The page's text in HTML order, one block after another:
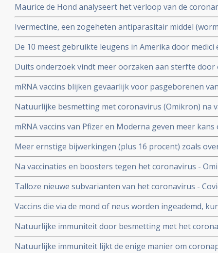
disfunctie, zelfs na een lichte inspanning.
Maurice de Hond analyseert het verloop van de
opeenvolgende artikelen.
Ivermectine, een zogeheten antiparasitair middel
coronavirus - Covid-19 zeer goed te kunnen bestrijden.
studies blijkt zeer grote effectiviteit.
De 10 meest gebruikte leugens in Amerika door
klakkeloos overgenomen rondom het corona virus en
buiten
Duits onderzoek vindt meer oorzaken aan sterfte
hersenen, bloedvaten en hart (myocarditis) bij
overleden net na vaccinatie tegen coronavirus.
mRNA vaccins blijken gevaarlijk voor pasgeborenen
moeders. Minder bloedplasmacellen tast immuniteit
blijkt niet bruikbaar voor stamceltransplantaties.
Natuurlijke besmetting met coronavirus (Omikron) na
bescherming, al zijn er twijfels over bescherming door
varianten van Omikron.
mRNA vaccins van Pfizer en Moderna geven meer
dat ze een ziekenhuisopname voorkomen. Blijkt uit
studiegegevens
Meer ernstige bijwerkingen (plus 16 procent) zoals
invaliditeit deden zich voor tijdens de studies van de
Pfizer in vergelijking met de placebogroep
Na vaccinaties en boosters tegen het coronavirus -
overige oorzaken blijkt uit grafieken bijgehouden en
Herman Steigstra, Anton Theunissen en Maurice de
Talloze nieuwe subvarianten van het coronavirus -
boostervaccins en ontsnappen aan eigen
Vaccins die via de mond of neus worden ingeademd,
Twee mond- en neusvaccins krijgen goedkeuring in
Natuurlijke immuniteit door besmetting met het
vs 23 procent) tegen Omicron varianten BA.4 en BA.5
Natuurlijke immuniteit lijkt de enige manier om